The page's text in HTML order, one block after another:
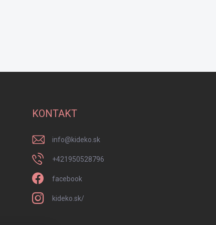
KONTAKT
info@kideko.sk
+421950528796
facebook
kideko.sk/